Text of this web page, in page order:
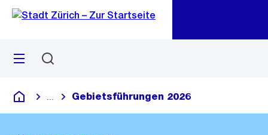
Navigation
Sprunglink
Menü
Deutsch
Blende alle Breadcrumbs ein
Gebietsführungen 2026